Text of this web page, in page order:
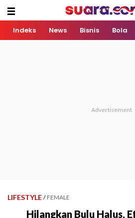
Indeks News Bisnis Bola
LIFESTYLE / FEMALE
Hilangkan Bulu Halus,